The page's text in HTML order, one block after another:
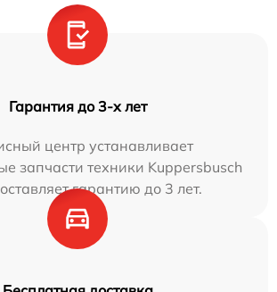
Гарантия до 3-х лет
центр устанавливает
запчасти техники Kuppersbusch
гарантию до 3 лет.